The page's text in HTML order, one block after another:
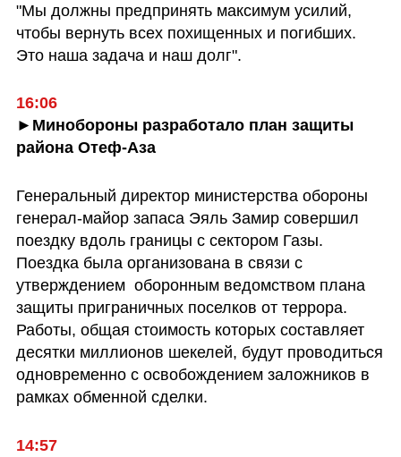
"Мы должны предпринять максимум усилий,
чтобы вернуть всех похищенных и погибших.
Это наша задача и наш долг".
16:06
►Минобороны разработало план защиты
района Отеф-Аза
Генеральный директор министерства обороны
генерал-майор запаса Эяль Замир совершил
поездку вдоль границы с сектором Газы.
Поездка была организована в связи с
утверждением  оборонным ведомством плана
защиты приграничных поселков от террора.
Работы, общая стоимость которых составляет
десятки миллионов шекелей, будут проводиться
одновременно с освобождением заложников в
рамках обменной сделки.
14:57